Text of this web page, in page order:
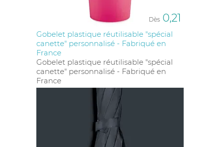
Dès 0,21
Gobelet plastique réutilisable "spécial
canette" personnalisé - Fabriqué en
France
Gobelet plastique réutilisable "spécial
canette" personnalisé - Fabriqué en
France